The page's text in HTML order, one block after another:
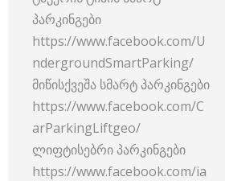
პარკინგები
https://www.facebook.com/U
ndergroundSmartParking/
მიწისქვეშა სმარტ პარკინგები
https://www.facebook.com/C
arParkingLiftgeo/
ლიფტისებრი პარკინგები
https://www.facebook.com/ia